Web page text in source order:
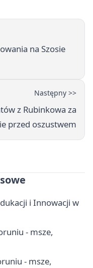
na Szosie
Następny >>
z Rubinkowa za
przed oszustwem
i Innowacji w
- msze,
- msze,